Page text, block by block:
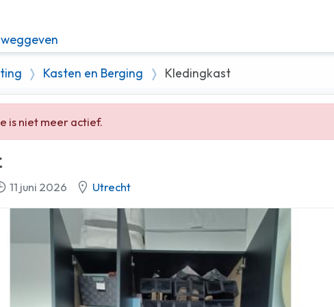
Kasten en Berging Kledingkast
is niet meer actief.
11 juni 2026 Utrecht